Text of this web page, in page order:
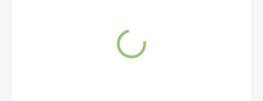
KADIDLO v hroznovom
oleji 10ml olej pravdy